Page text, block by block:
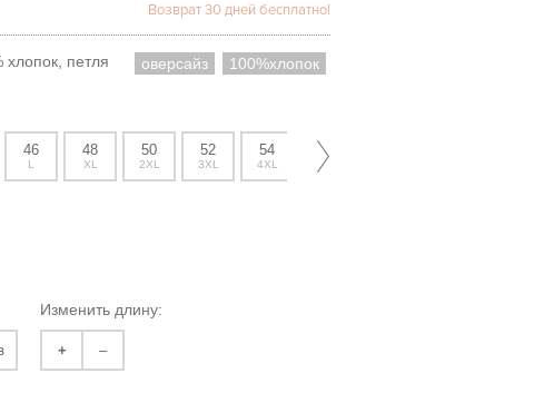
Возврат 30 дней бесплатно!
хлопок, петля оверсайз 100%хлопок
46
L
48
XL
50
2XL
52
3XL
54
4XL
Изменить длину:
+ –